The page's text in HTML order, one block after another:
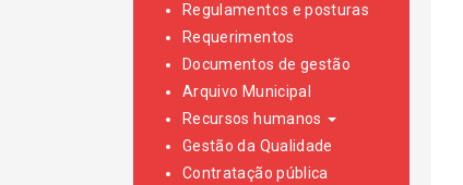
Regulamentos e posturas
Requerimentos
Documentos de gestão
Arquivo Municipal
Recursos humanos
Gestão da Qualidade
Contratação pública